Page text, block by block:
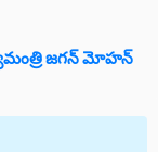
జగన్ మోహన్